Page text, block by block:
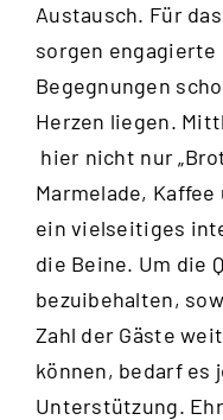
Austausch. Für
sorgen
Begegnungen
Herzen liegen.
hier nicht nur
Marmelade,
ein vielseitiges
die Beine. Um die
bezuibehalten,
Zahl der Gäste
können, bedarf es
Unterstützung.